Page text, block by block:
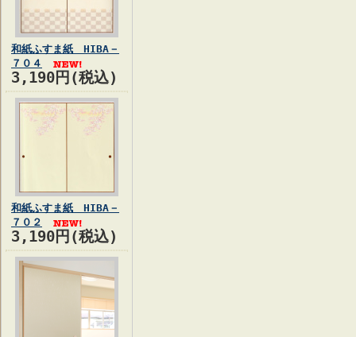
和紙ふすま紙 HIBA－
７０４
3,190円(税込)
和紙ふすま紙 HIBA－
７０２
3,190円(税込)